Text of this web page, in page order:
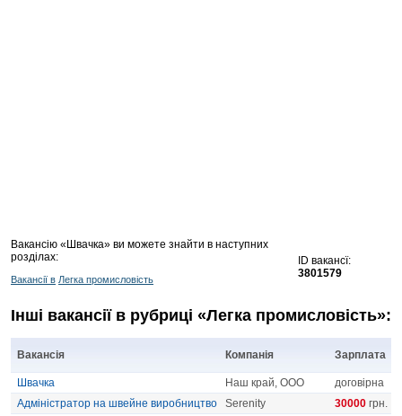
Вакансію «Швачка» ви можете знайти в наступних
розділах:
Вакансії в Легка промисловість
ID вакансї:
3801579
Інші вакансії в рубриці «Легка промисловість»:
Вакансія Компанія Зарплата
Швачка Наш край, ООО
договірна
Адміністратор на швейне виробництво
Serenity 30000 грн.